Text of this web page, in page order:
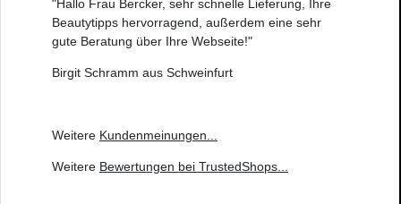
"Hallo Frau Bercker, sehr schnelle Lieferung, Ihre
Beautytipps hervorragend, außerdem eine sehr
gute Beratung über Ihre Webseite!"
Birgit Schramm aus Schweinfurt
Weitere Kundenmeinungen
Weitere Bewertungen bei TrustedShops